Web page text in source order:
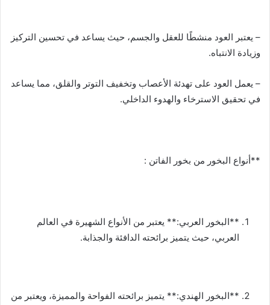
– يعتبر العود منشطًا للعقل والجسم، حيث يساعد في تحسين التركيز
وزيادة الانتباه.
– يعمل العود على تهدئة الأعصاب وتخفيف التوتر والقلق، مما يساعد
في تحقيق الاسترخاء والهدوء الداخلي.
**أنواع البخور من بخور الفاتن :
**البخور العربي:** يعتبر من الأنواع الشهيرة في العالم
العربي، حيث يتميز برائحته الدافئة والجذابة.
**البخور الهندي:** يتميز برائحته الفواحة والمميزة، ويعتبر من